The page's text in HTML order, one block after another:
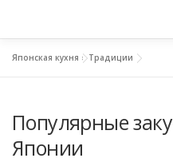
РЕЦЕПТЫ ТРАДИЦИИ
Японская кухня »Традиции
Популярные
Японии